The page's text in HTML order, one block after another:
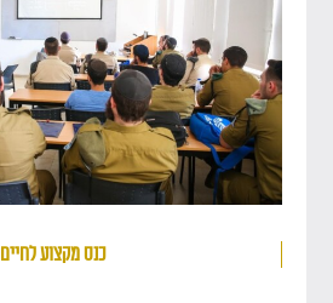
כנס מקצוע לחיים